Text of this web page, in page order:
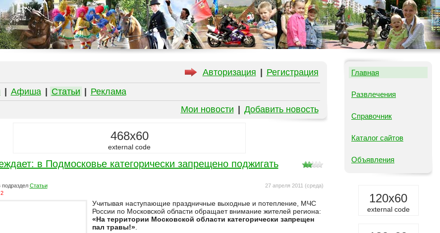
Авторизация Регистрация
Афиша Статьи
Реклама
Мои новости
Добавить новость
468x60
external code
в Подмосковье категорически запрещено поджигать
27 апреля 2011 (среда)
подраздел Статьи
Учитывая наступающие праздничные выходные и потепление, МЧС
России по Московской области обращает внимание жителей региона:
«На территории Московской области категорически запрещен
пал травы!».
Главная
Развлечения
Справочник
Каталог сайтов
Объявления
120x60
external code